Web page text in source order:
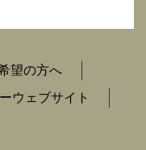
望の方へ
ウェブサイト